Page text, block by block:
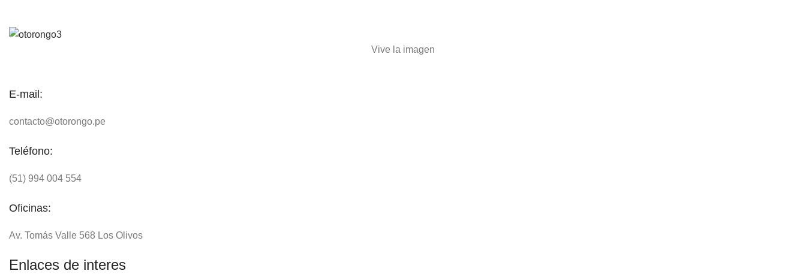
Vive la imagen
E-mail:
contacto@otorongo.pe
Teléfono:
(51) 994 004 554
Oficinas:
Av. Tomás Valle 568 Los Olivos
Enlaces de interes